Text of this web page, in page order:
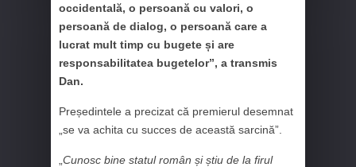
occidentală, o persoană cu valori, o
persoană de dialog, o persoană care a
lucrat mult timp cu bugete și are
responsabilitatea bugetelor”, a transmis
Dan.
Președintele a precizat că premierul desemnat
„se va achita cu succes de această sarcină”.
Cunosc bine statul român și știu de la firul